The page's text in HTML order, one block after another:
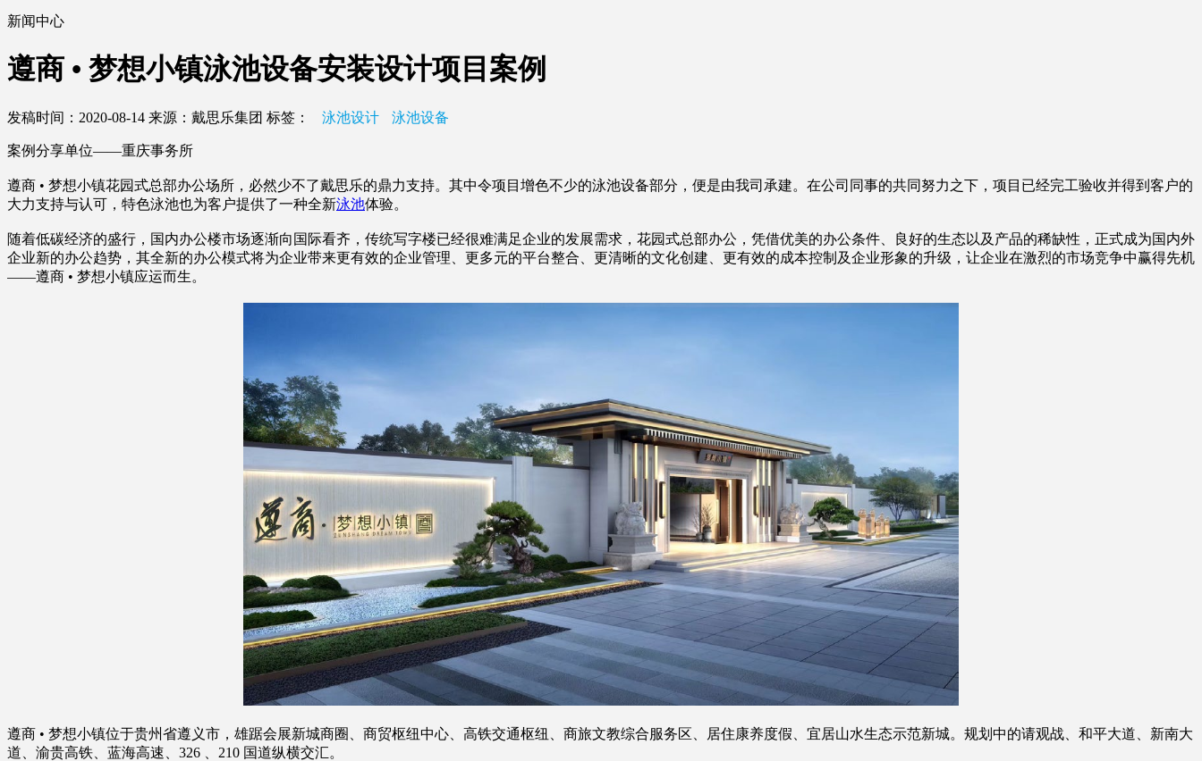
新闻中心
遵商 • 梦想小镇泳池设备安装设计项目案例
发稿时间：2020-08-14 来源：戴思乐集团 标签： 泳池设计 泳池设备
案例分享单位——重庆事务所
遵商 • 梦想小镇花园式总部办公场所，必然少不了戴思乐的鼎力支持。其中令项目增色不少的泳池设备部分，便是由我司承建。在公司同事的共同努力之下，项目已经完工验收并得到客户的
大力支持与认可，特色泳池也为客户提供了一种全新泳池体验。
随着低碳经济的盛行，国内办公楼市场逐渐向国际看齐，传统写字楼已经很难满足企业的发展需求，花园式总部办公，凭借优美的办公条件、良好的生态以及产品的稀缺性，正式成为国内外
企业新的办公趋势，其全新的办公模式将为企业带来更有效的企业管理、更多元的平台整合、更清晰的文化创建、更有效的成本控制及企业形象的升级，让企业在激烈的市场竞争中赢得先机
——遵商 • 梦想小镇应运而生。
遵商 • 梦想小镇位于贵州省遵义市，雄踞会展新城商圈、商贸枢纽中心、高铁交通枢纽、商旅文教综合服务区、居住康养度假、宜居山水生态示范新城。规划中的请观战、和平大道、新南大
道、渝贵高铁、蓝海高速、326 、210 国道纵横交汇。